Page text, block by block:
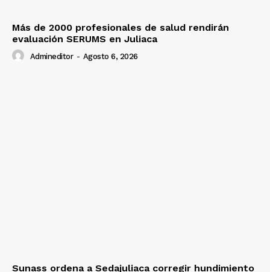
Más de 2000 profesionales de salud rendirán
evaluación SERUMS en Juliaca
Admineditor - Agosto 6, 2026
Sunass ordena a Sedajuliaca corregir hundimiento